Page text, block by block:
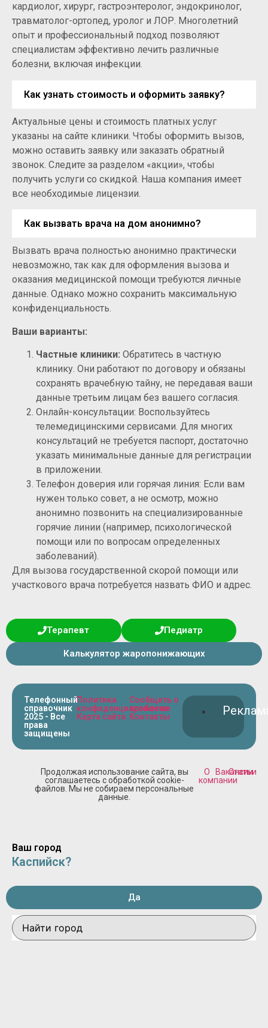
кардиолог, хирург, гастроэнтеролог, эндокринолог,
травматолог-ортопед, уролог и ЛОР. Многолетний
опыт и профессиональный подход позволяют
специалистам эффективно лечить различные
болезни, включая инфекции.
Как узнать стоимость и оформить заявку?
Актуальные цены и стоимость платных услуг
указаны на сайте клиники. Чтобы оформить вызов,
можно оставить заявку или заказать обратный
звонок. Следите за разделом «акции», чтобы
получить услуги со скидкой. Наша компания имеет
все необходимые лицензии.
Как вызвать врача на дом анонимно?
Вызвать врача полностью анонимно практически
невозможно, так как для оформления вызова и
оказания медицинской помощи требуются личные
данные. Однако можно сохранить максимальную
конфиденциальность.
Ваши варианты:
Частные клиники: Обратитесь в частную
клинику. Они работают по договору и обязаны
сохранять врачебную тайну, не передавая ваши
данные третьим лицам без вашего согласия.
Онлайн-консультации: Воспользуйтесь
телемедицинскими сервисами. Для многих
консультаций не требуется паспорт, достаточно
указать минимальные данные для регистрации
в приложении.
Телефон доверия или горячая линия: Если вам
нужен только совет, а не осмотр, можно
анонимно позвонить на специализированные
горячие линии (например, психологической
помощи или по вопросам определенных
заболеваний).
Для вызова государственной скорой помощи или
участкового врача потребуется назвать ФИО и адрес.
Терапевт Педиатр
Калькулятор жаропонижающих
Телефонный
справочник
2025 - Все
права
защищены
Политика
конфиденциальности
Карта сайта
Сообщить о
проблеме
Контакты
Продолжая использование сайта, вы
соглашаетесь с обработкой cookie-
файлов. Мы не собираем персональные
данные.
О
компании
Вакансии
Статьи
Ваш город
Каспийск?
Да